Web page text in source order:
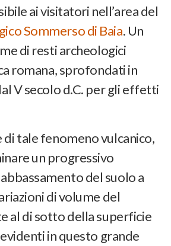
ai visitatori nell’area del
Sommerso di Baia. Un
di resti archeologici
romana, sprofondati in
V secolo d.C. per gli effetti
di tale fenomeno vulcanico,
un progressivo
del suolo a
di volume del
al di sotto della superficie
in questo grande